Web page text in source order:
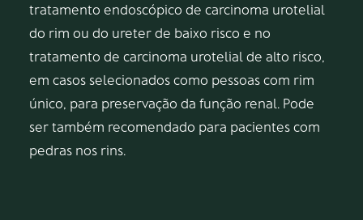
tratamento endoscópico de carcinoma urotelial
do rim ou do ureter de baixo risco e no
tratamento de carcinoma urotelial de alto risco,
em casos selecionados como pessoas com rim
único, para preservação da função renal. Pode
ser também recomendado para pacientes com
pedras nos rins.